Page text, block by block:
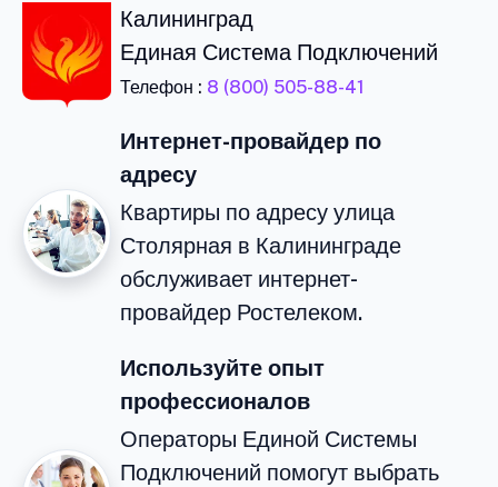
Калининград
Единая Система Подключений
Телефон : 8 (800) 505-88-41
Интернет-провайдер по
адресу
Квартиры по адресу улица
Столярная в Калининграде
обслуживает интернет-
провайдер Ростелеком.
Используйте опыт
профессионалов
Операторы Единой Системы
Подключений помогут выбрать